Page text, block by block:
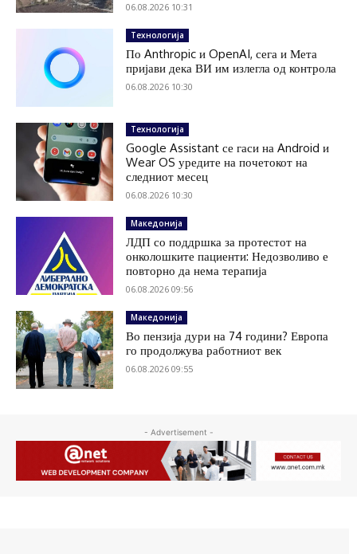
06.08.2026 10:31
Технологија
По Anthropic и OpenAI, сега и Мета
пријави дека ВИ им излегла од контрола
06.08.2026 10:30
Технологија
Google Assistant се гаси на Android и
Wear OS уредите на почетокот на
следниот месец
06.08.2026 10:30
Македонија
ЛДП со поддршка за протестот на
онколошките пациенти: Недозволиво е
повторно да нема терапија
06.08.2026 09:56
Македонија
Во пензија дури на 74 години? Европа
го продолжува работниот век
06.08.2026 09:55
- Advertisement -